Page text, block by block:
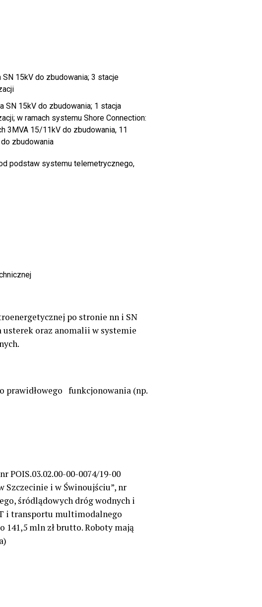
15kV do zbudowania; 3 stacje
SN 15kV do zbudowania; 1 stacja
w ramach systemu Shore Connection:
3MVA 15/11kV do zbudowania, 11
zbudowania
podstaw systemu telemetrycznego,
po stronie nn i SN
oraz anomalii w systemie
prawidłowego funkcjonowania (np.
00-0074/19-00
i w Świnoujściu”, nr
śródlądowych dróg wodnych i
i transportu multimodalnego
141,5 mln zł brutto. Roboty mają